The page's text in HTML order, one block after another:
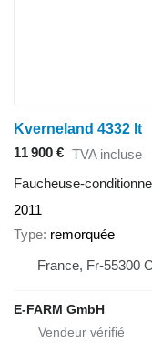
Kverneland 4332 lt
11 900 € TVA incluse
Faucheuse-
2011
Type remorquée
France, Fr-55300
E-FARM GmbH